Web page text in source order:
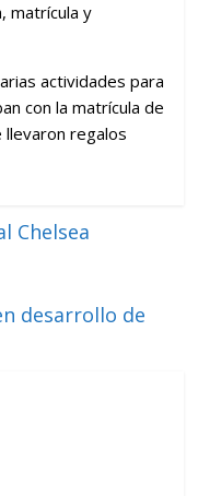
matrícula y
actividades para
con la matrícula de
llevaron regalos
Chelsea
desarrollo de